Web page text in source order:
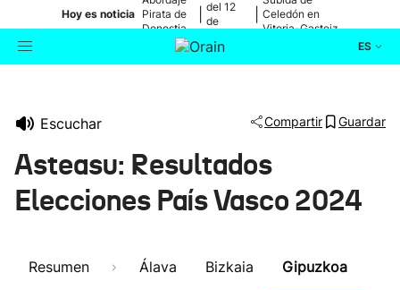
Hoy es noticia Pirata de
Donostia
del 12
de
Celedón en
Vitoria-Gasteiz
ES
Cultura
Escuchar Compartir Guardar
Asteasu: Resultados
Elecciones País Vasco 2024
Resumen Álava Bizkaia Gipuzkoa